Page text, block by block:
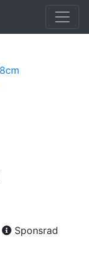
Sponsrad